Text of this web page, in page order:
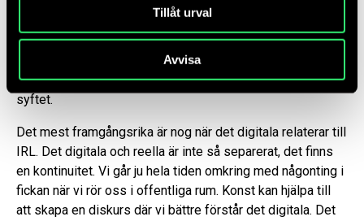
Tillåt urval
Avvisa
kommunens hemsida. Digitala rum är på många sätt slutna.
Vilken domän använder man och vad kan offentlig konst
betyda i det sammanhanget? Frågan är hur man öppnar
upp de rummen, vem som ska göra det, och vad som är
syftet.
Det mest framgångsrika är nog när det digitala relaterar till
IRL. Det digitala och reella är inte så separerat, det finns
en kontinuitet. Vi går ju hela tiden omkring med någonting i
fickan när vi rör oss i offentliga rum. Konst kan hjälpa till
att skapa en diskurs där vi bättre förstår det digitala. Det